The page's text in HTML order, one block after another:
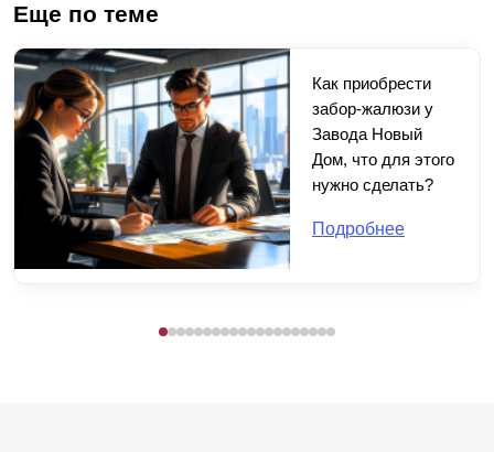
Еще по теме
Как приобрести
забор-жалюзи у
Завода Новый
Дом, что для этого
нужно сделать?
Подробнее